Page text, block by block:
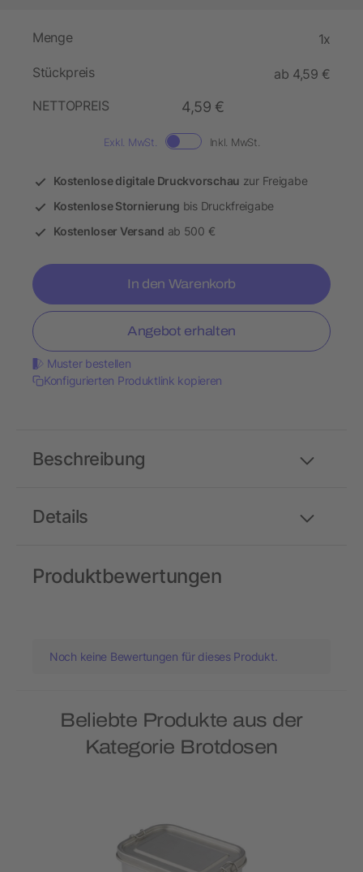
Menge 1x
Stückpreis
ab 4,59 €
NETTOPREIS
4,59 €
Exkl. MwSt. Inkl. MwSt.
Kostenlose digitale Druckvorschau zur Freigabe
Kostenlose Stornierung bis Druckfreigabe
Kostenloser Versand ab 500 €
In den Warenkorb
Angebot erhalten
Muster bestellen
Konfigurierten Produktlink kopieren
Details
Beschreibung
Produktbewertungen
Noch keine Bewertungen für dieses Produkt.
Beliebte Produkte aus der
Kategorie Brotdosen